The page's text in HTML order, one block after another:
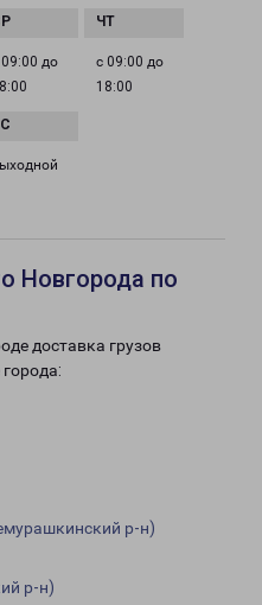
09:00 до
с 09:00 до
18:00
Новгорода по
доставка грузов
р-н)
р-н)